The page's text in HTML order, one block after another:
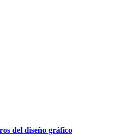
del diseño gráfico